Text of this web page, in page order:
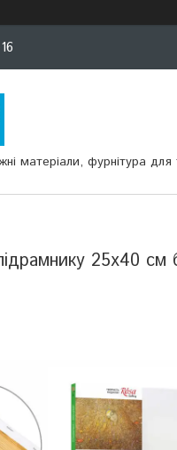
матеріали, фурнітура для
25х40 см